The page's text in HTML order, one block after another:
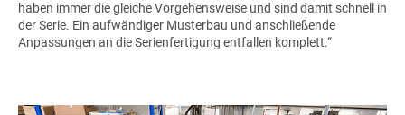
haben immer die gleiche Vorgehensweise und sind damit schnell in
der Serie. Ein aufwändiger Musterbau und anschließende
Anpassungen an die Serienfertigung entfallen komplett.“